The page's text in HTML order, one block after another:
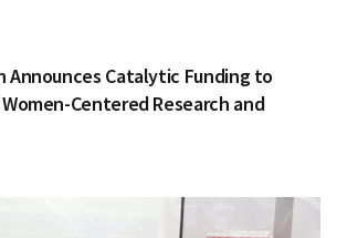
Announces Catalytic Funding to
Centered Research and